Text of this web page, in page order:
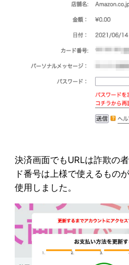
決済画面でもURLは詐欺の
ド番号は上様で使えるもの
使用しました。